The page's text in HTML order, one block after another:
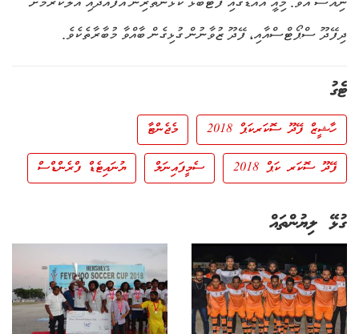
ދިފޭދޫ ސްޕޯޓްސްއާއި، ފޭދޫ ޒުވާނުން ގުޅިގެން ބާއްވާ މުބާރާތެކެވެ.
ޓެގު
ހާޝީޒް ފޭދޫ ސޮކަރކަޕް 2018
މެޖެންޓާ
ފޭދޫ ސޮކަރ ކަޕް 2018
ސެމީފައިނަލް ޔުނައިޓެޑް ފްރެންޑްސް
ގުޅޭ ލިޔުންތައް